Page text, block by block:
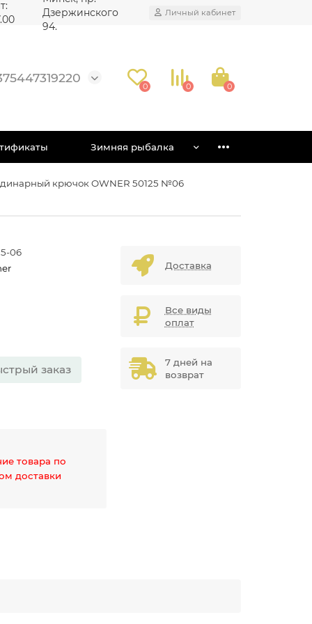
Дзержинского
94.
Личный кабинет
0 0 0
Зимняя рыбалка
крючок OWNER 50125 №06
06
заказ
товара по
доставки
Доставка
Все виды
оплат
7 дней на
возврат